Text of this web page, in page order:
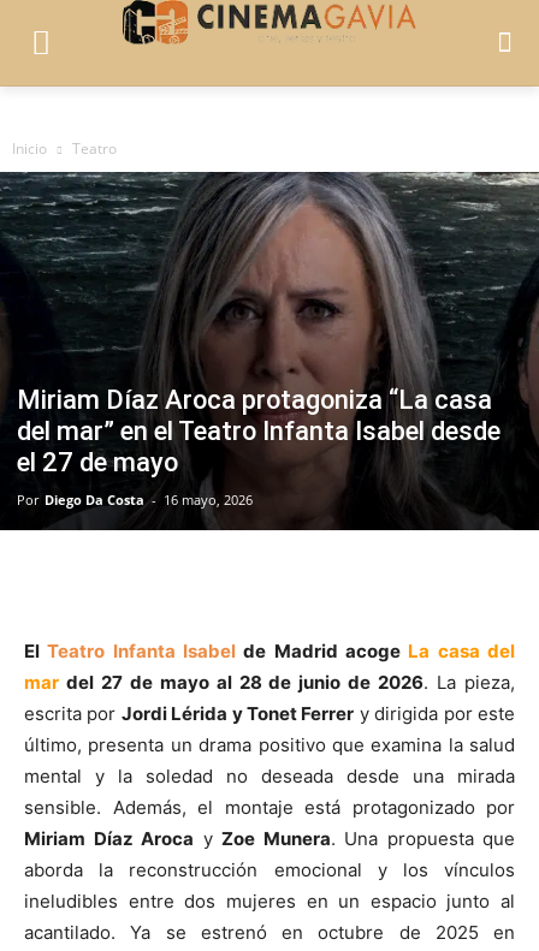
Inicio Teatro
Miriam Díaz Aroca protagoniza “La casa
del mar” en el Teatro Infanta Isabel desde
el 27 de mayo
Por Diego Da Costa - 16 mayo, 2026
ElTeatro Infanta Isabel de Madrid acoge La casa del
mar del 27 de mayo al 28 de junio de 2026. La pieza,
escrita por Jordi Lérida y Tonet Ferrer y dirigida por este
último, presenta un drama positivo que examina la salud
mental y la soledad no deseada desde una mirada
sensible. Además, el montaje está protagonizado por
Miriam Díaz Aroca y Zoe Munera. Una propuesta que
aborda la reconstrucción emocional y los vínculos
ineludibles entre dos mujeres en un espacio junto al
acantilado. Ya se estrenó en octubre de 2025 en